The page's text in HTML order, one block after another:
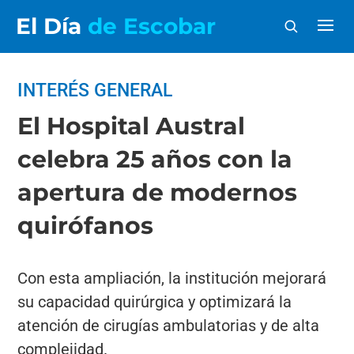
El Día de Escobar
INTERÉS GENERAL
El Hospital Austral
celebra 25 años con la
apertura de modernos
quirófanos
Con esta ampliación, la institución mejorará
su capacidad quirúrgica y optimizará la
atención de cirugías ambulatorias y de alta
complejidad.